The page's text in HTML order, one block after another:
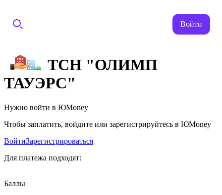
Войти
ТСН "ОЛИМП
ТАУЭРС"
Нужно войти в ЮMoney
Чтобы заплатить, войдите или зарегистрируйтесь в ЮMoney
ВойтиЗарегистрироваться
Для платежа подходят:
Баллы